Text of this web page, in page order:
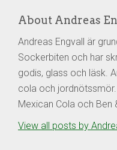
About Andreas
Andreas Engvall är
Sockerbiten och har
godis, glass och läsk.
cola och
Mexican Cola och Ben
View all posts by